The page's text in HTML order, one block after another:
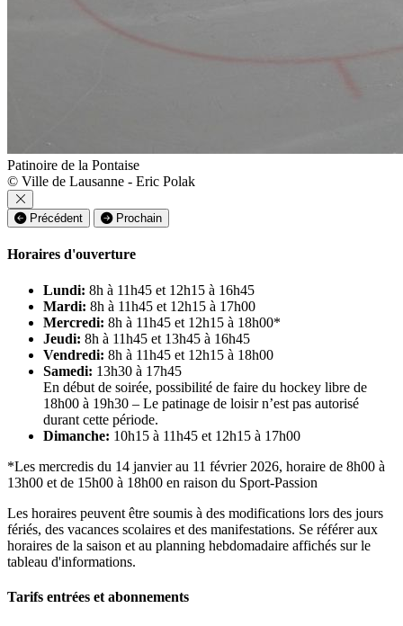
Patinoire de la Pontaise
© Ville de Lausanne - Eric Polak
Précédent Prochain
Horaires d'ouverture
Lundi: 8h à 11h45 et 12h15 à 16h45
Mardi: 8h à 11h45 et 12h15 à 17h00
Mercredi: 8h à 11h45 et 12h15 à 18h00*
Jeudi: 8h à 11h45 et 13h45 à 16h45
Vendredi: 8h à 11h45 et 12h15 à 18h00
Samedi: 13h30 à 17h45
En début de soirée, possibilité de faire du hockey libre de
18h00 à 19h30 – Le patinage de loisir n’est pas autorisé
durant cette période.
Dimanche: 10h15 à 11h45 et 12h15 à 17h00
*Les mercredis du 14 janvier au 11 février 2026, horaire de 8h00 à
13h00 et de 15h00 à 18h00 en raison du Sport-Passion
Les horaires peuvent être soumis à des modifications lors des jours
fériés, des vacances scolaires et des manifestations. Se référer aux
horaires de la saison et au planning hebdomadaire affichés sur le
tableau d'informations.
Tarifs entrées et abonnements